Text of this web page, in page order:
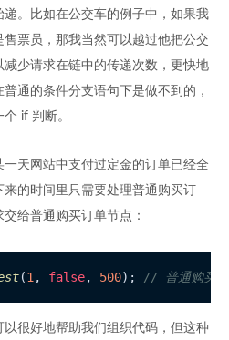
。比如在公交车的例子中，如果我
票员，那我当然可以越过他把公交
少请求在链中的传递次数，更快地
通的条件分支语句下是做不到的，
if 判断。
天网站中支付过定金的订单已经全
的时间里只需要处理普通购买订
给普通购买订单节点：
(1 , false, 500); // 普通购买，
很好地帮助我们组织代码，但这种